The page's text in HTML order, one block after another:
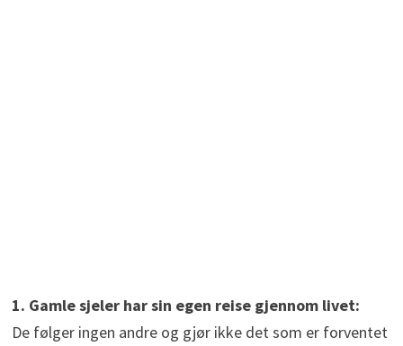
1. Gamle sjeler har sin egen reise gjennom livet:
De følger ingen andre og gjør ikke det som er forventet